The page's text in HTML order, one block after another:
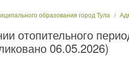
образования город Тула
отопительного
06.05.2026)